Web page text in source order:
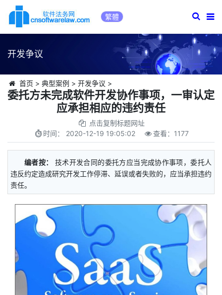
繁體
开发争议
首页 > 典型案例 > 开发争议 >
委托方未完成软件开发协作事项，一审认定
应承担相应的违约责任
点击复制标题网址
时间： 2020-12-19 19:05:02 查看： 1177
编者按：
技术开发合同的委托方应当完成协作事项，委托人
违反约定造成研究开发工作停滞、延误或者失败的，应当承担违约
责任。